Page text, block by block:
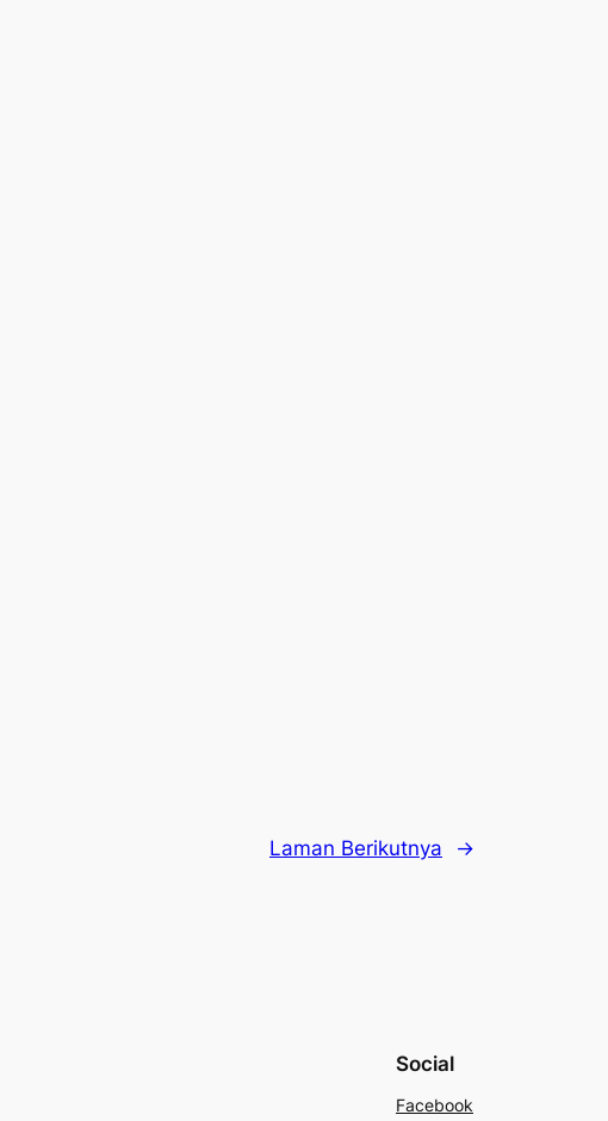
Laman Berikutnya →
Social
Facebook